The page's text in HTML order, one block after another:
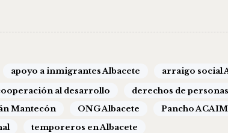
apoyo a inmigrantes Albacete
arraigo social
al desarrollo
derechos de
Mantecón ONG Albacete
Pancho ACAIM
temporeros en Albacete